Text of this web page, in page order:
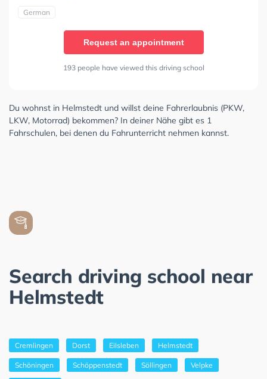
German
Request an appointment
193 people have viewed this driving school
Du wohnst in Helmstedt und willst deine Fahrerlaubnis (PKW,
LKW, Motorrad) bekommen? In deiner Nähe gibt es 1
Fahrschulen, bei denen du Fahrunterricht nehmen kannst.
Search driving school near
Helmstedt
Cremlingen Dorst Eilsleben Helmstedt
Schöningen Schöppenstedt Söllingen Velpke